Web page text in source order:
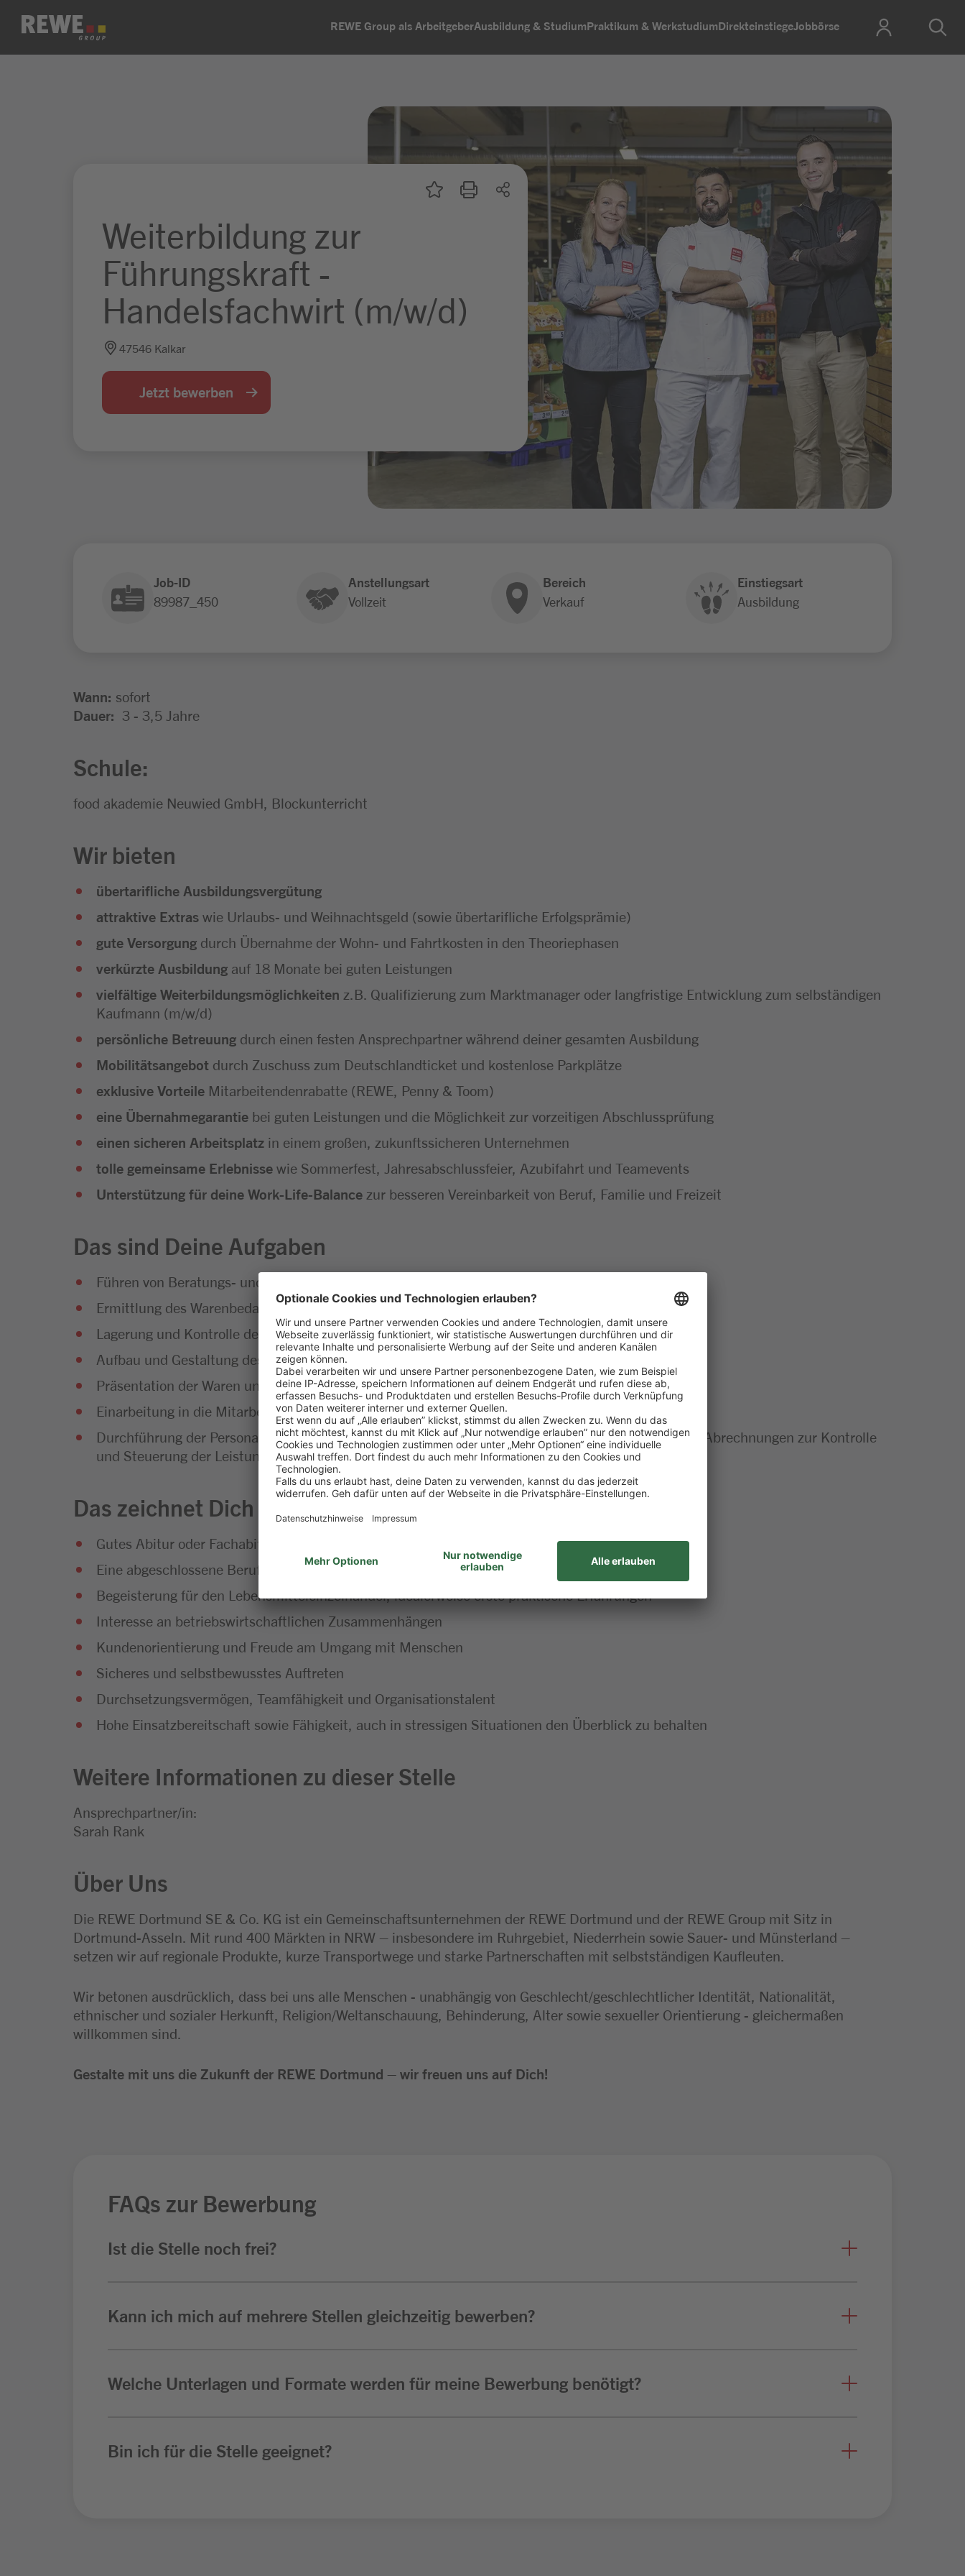
Zum Inhalt springen REWE Group als ArbeitgeberAusbildung & StudiumPraktikum & WerkstudiumDirekteinstiegeJobbörse
Weiterbildung zur
Führungskraft -
Handelsfachwirt (m/w/d)
47546 Kalkar
Jetzt bewerben
Job-ID
89987_450
Anstellungsart
Vollzeit
Bereich
Verkauf
Einstiegsart
Ausbildung
Wann: sofort
Dauer: 3 - 3,5 Jahre
Schule:
food akademie Neuwied GmbH, Blockunterricht
Wir bieten
übertarifliche Ausbildungsvergütung
attraktive Extras wie Urlaubs- und Weihnachtsgeld (sowie übertarifliche Erfolgsprämie)
gute Versorgung durch Übernahme der Wohn- und Fahrtkosten in den Theoriephasen
verkürzte Ausbildung auf 18 Monate bei guten Leistungen
vielfältige Weiterbildungsmöglichkeiten z.B. Qualifizierung zum Marktmanager oder langfristige Entwicklung zum selbständigen
Kaufmann (m/w/d)
persönliche Betreuung durch einen festen Ansprechpartner während deiner gesamten Ausbildung
Mobilitätsangebot durch Zuschuss zum Deutschlandticket und kostenlose Parkplätze
exklusive Vorteile Mitarbeitendenrabatte (REWE, Penny & Toom)
eine Übernahmegarantie bei guten Leistungen und die Möglichkeit zur vorzeitigen Abschlussprüfung
einen sicheren Arbeitsplatz in einem großen, zukunftssicheren Unternehmen
tolle gemeinsame Erlebnisse wie Sommerfest, Jahresabschlussfeier, Azubifahrt und Teamevents
Unterstützung für deine Work-Life-Balance zur besseren Vereinbarkeit von Beruf, Familie und Freizeit
Das sind Deine Aufgaben
Führen von Beratungs- und Verkaufsgesprächen
Ermittlung des Warenbedarfs und Disposition der Ware
Lagerung und Kontrolle der Waren
Aufbau und Gestaltung des Warensortiments
Präsentation der Waren und Umsetzung von Verkaufsförderungsmaßnahmen
Einarbeitung in die Mitarbeiterführung
Durchführung der Personalplanung sowie Erstellung von Verkaufsstatistiken, Erfolgskontrollen und Abrechnungen zur Kontrolle
und Steuerung der Leistungsfähigkeit des Marktes
Das zeichnet Dich aus
Gutes Abitur oder Fachabitur
Eine abgeschlossene Berufsausbildung zum Kaufmann im Einzelhandel (m/w/d)
Begeisterung für den Lebensmitteleinzelhandel, idealerweise erste praktische Erfahrungen
Interesse an betriebswirtschaftlichen Zusammenhängen
Kundenorientierung und Freude am Umgang mit Menschen
Sicheres und selbstbewusstes Auftreten
Durchsetzungsvermögen, Teamfähigkeit und Organisationstalent
Hohe Einsatzbereitschaft sowie Fähigkeit, auch in stressigen Situationen den Überblick zu behalten
Weitere Informationen zu dieser Stelle
Ansprechpartner/in:
Sarah Rank
Über Uns
Die REWE Dortmund SE & Co. KG ist ein Gemeinschaftsunternehmen der REWE Dortmund und der REWE Group mit Sitz in
Dortmund-Asseln. Mit rund 400 Märkten in NRW – insbesondere im Ruhrgebiet, Niederrhein sowie Sauer- und Münsterland –
setzen wir auf regionale Produkte, kurze Transportwege und starke Partnerschaften mit selbstständigen Kaufleuten.
Wir betonen ausdrücklich, dass bei uns alle Menschen - unabhängig von Geschlecht/geschlechtlicher Identität, Nationalität,
ethnischer und sozialer Herkunft, Religion/Weltanschauung, Behinderung, Alter sowie sexueller Orientierung - gleichermaßen
willkommen sind.
Gestalte mit uns die Zukunft der REWE Dortmund – wir freuen uns auf Dich!
FAQs zur Bewerbung
Ist die Stelle noch frei?
Kann ich mich auf mehrere Stellen gleichzeitig bewerben?
Welche Unterlagen und Formate werden für meine Bewerbung benötigt?
Bin ich für die Stelle geeignet?